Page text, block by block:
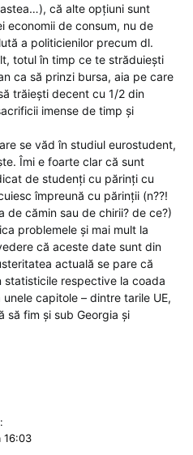
că alte opțiuni sunt
economii de consum, nu de
a politicienilor precum dl.
totul în timp ce te străduiești
ca să prinzi bursa, aia pe care
trăiești decent cu 1/2 din
imense de timp și
se văd în studiul eurostudent,
Îmi e foarte clar că sunt
de studenți cu părinți cu
împreună cu părinții (n??!
de cămin sau de chirii? de ce?)
problemele și mai mult la
că aceste date sunt din
actuală se pare că
statisticile respective la coada
capitole – dintre tarile UE,
să fim și sub Georgia și
16:03